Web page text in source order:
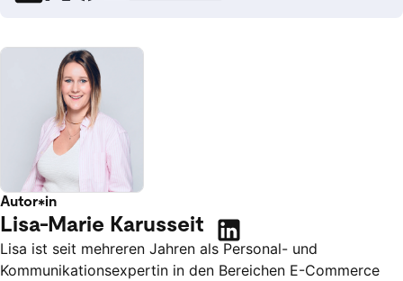
Autor*in
Lisa-Marie Karusseit
Lisa ist seit mehreren Jahren als Personal- und
Kommunikationsexpertin in den Bereichen E-Commerce